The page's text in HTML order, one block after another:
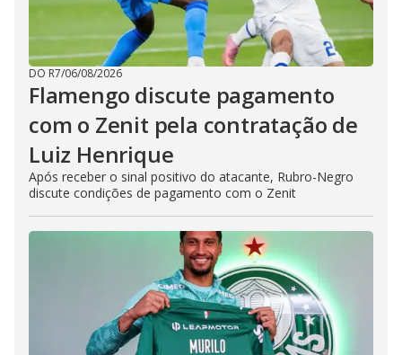
DO R7/06/08/2026
Flamengo discute pagamento
com o Zenit pela contratação de
Luiz Henrique
Após receber o sinal positivo do atacante, Rubro-Negro
discute condições de pagamento com o Zenit